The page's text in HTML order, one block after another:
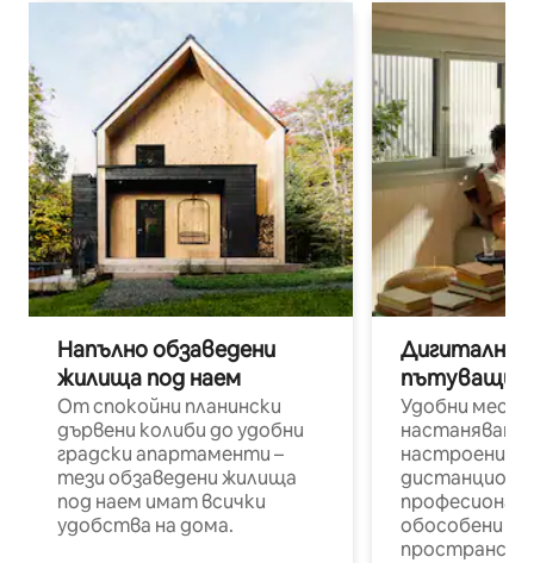
Напълно обзаведени
жилища под наем
От спокойни планински
дървени колиби до удобни
градски апартаменти –
тези обзаведени жилища
под наем имат всички
удобства на дома.
Дигитални
пътуващи
Удобни
настаняване
настроени и
обособени